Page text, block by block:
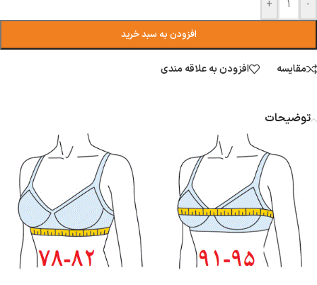
-
+
افزودن به سبد خرید
مقایسه افزودن به علاقه مندی
توضیحات